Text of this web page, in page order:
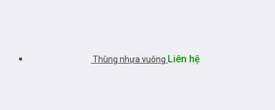
Thùng nhựa vuông Liên hệ